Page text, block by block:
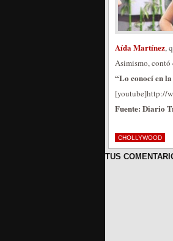
Aída Martínez,
Asimismo,
“Lo conocí en
[youtube]http://
Fuente: Diario
CHOLLYWOOD
TUS